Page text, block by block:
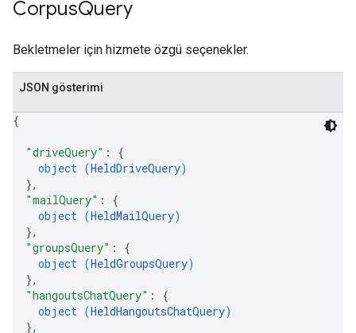
CorpusQuery
Bekletmeler için hizmete özgü seçenekler.
JSON gösterimi
{
"driveQuery" : {
object (HeldDriveQuery)
},
"mailQuery" : {
object (HeldMailQuery)
},
"groupsQuery" : {
object (HeldGroupsQuery)
},
"hangoutsChatQuery" : {
object (HeldHangoutsChatQuery)
},